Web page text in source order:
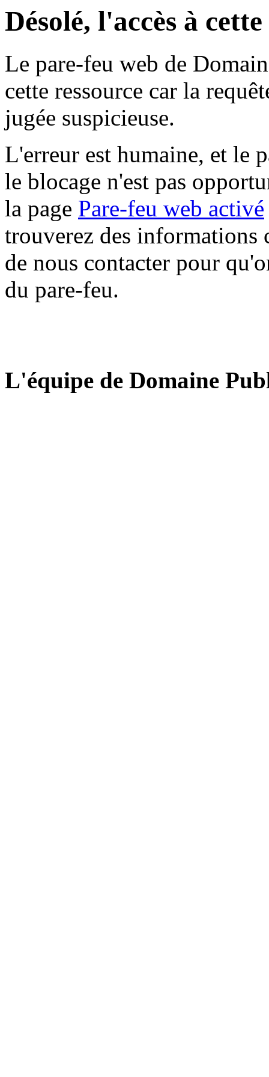
Désolé, l'accès à
Le pare-feu web de
cette ressource car la
jugée suspicieuse.
L'erreur est humaine, et le
le blocage n'est pas
la page Pare-feu web activé
trouverez des informations
de nous contacter pour
du pare-feu.
L'équipe de Domaine